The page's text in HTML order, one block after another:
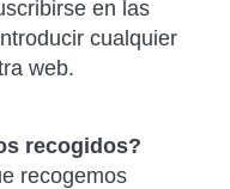
en las
cualquier
web.
recogidos?
recogemos